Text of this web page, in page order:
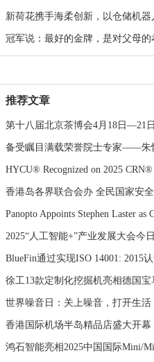
新荷花携手海柔创新，以仓储机器人推动中药流
冠军说：最好的金牌，是对父母的
推荐文章
第十八届北京茶博会4月18日—21日举办 西湖龙井、福州茉莉花
备受瞩目满载荣誉院士专家——朱
HYCU® Recognized on 2025 CRN®
香港岛各界联合会办 全民国家安全教育日2025暨港
Panopto Appoints Stephen Laster as Chief
2025“人工智能+”产业发展大会今
BlueFin通过实现ISO 14001: 2015认证来加强环
徐工13款定制化挖掘机亮相德国宝
世界噪音日：关上噪音，打开生活，A.O.史密斯智慧「瀞」
香港国际机场半岛精品店盛大开幕 让您探索
鸿石智能亮相2025中国国际Mini/Micro-LED产业技术峰会，领航微